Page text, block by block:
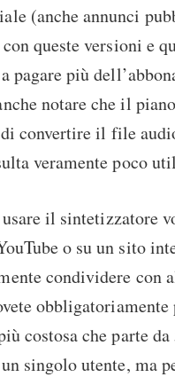
(anche annunci
queste versioni e
pagare più
notare che il
convertire il file
veramente poco
il sintetizzatore
o su un sito
condividere con
obbligatoriamente
costosa che parte
singolo utente, ma